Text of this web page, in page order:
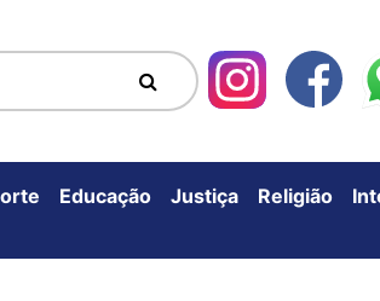
Educação Justiça Religião